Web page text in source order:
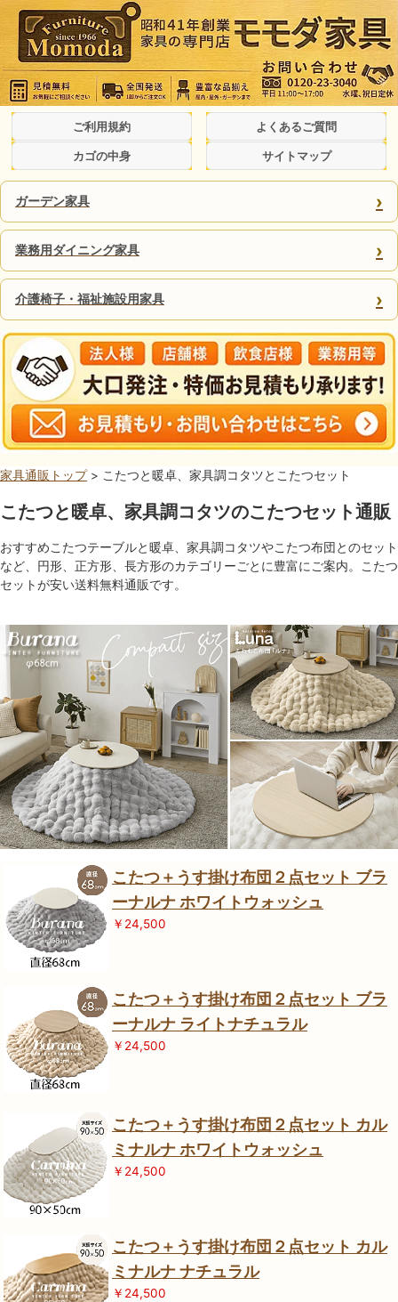
ご利用規約 よくあるご質問
カゴの中身 サイトマップ
ガーデン家具 ›
業務用ダイニング家具 ›
介護椅子・福祉施設用家具 ›
家具通販トップ> こたつと暖卓、家具調コタツとこたつセット
こたつと暖卓、家具調コタツのこたつセット通販
おすすめこたつテーブルと暖卓、家具調コタツやこたつ布団とのセット
など、円形、正方形、長方形のカテゴリーごとに豊富にご案内。こたつ
セットが安い送料無料通販です。
こたつ＋うす掛け布団２点セット ブラ
ーナルナ ホワイトウォッシュ
￥24,500
こたつ＋うす掛け布団２点セット ブラ
ーナルナ ライトナチュラル
￥24,500
こたつ＋うす掛け布団２点セット カル
ミナルナ ホワイトウォッシュ
￥24,500
こたつ＋うす掛け布団２点セット カル
ミナルナ ナチュラル
￥24,500